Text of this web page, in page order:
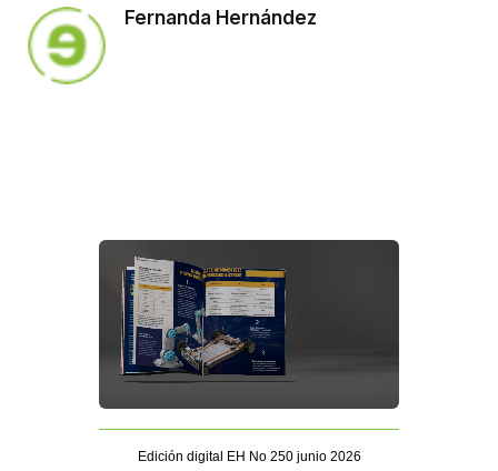
Fernanda Hernández
Edición digital EH No 250 junio 2026